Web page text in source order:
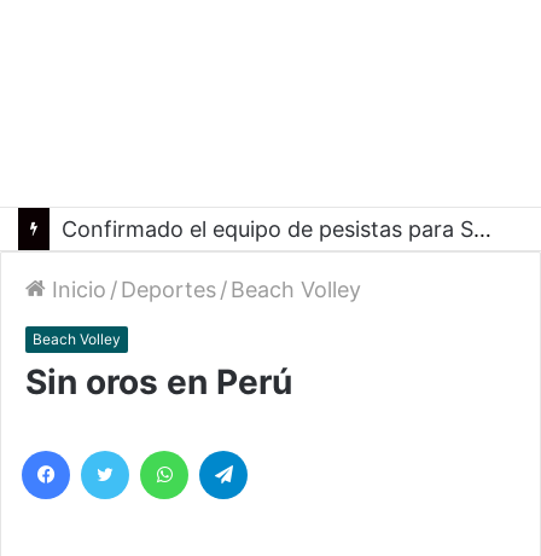
Confirmado el equipo de pesistas para Santa Fe 2026
Inicio /Deportes/Beach Volley
Beach Volley
Sin oros en Perú